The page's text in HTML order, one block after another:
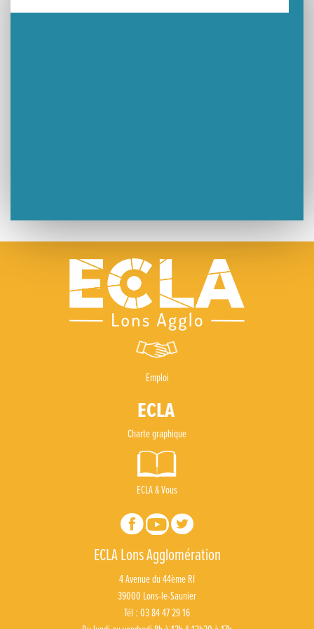
Un week-end placé sous le signe du souvenir et de l’émotion
Emploi
Charte graphique
ECLA & Vous
ECLA Lons Agglomération
4 Avenue du 44ème RI
39000 Lons-le-Saunier
Tél : 03 84 47 29 16